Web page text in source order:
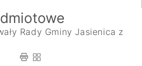
Rady Gminy Jasienica z